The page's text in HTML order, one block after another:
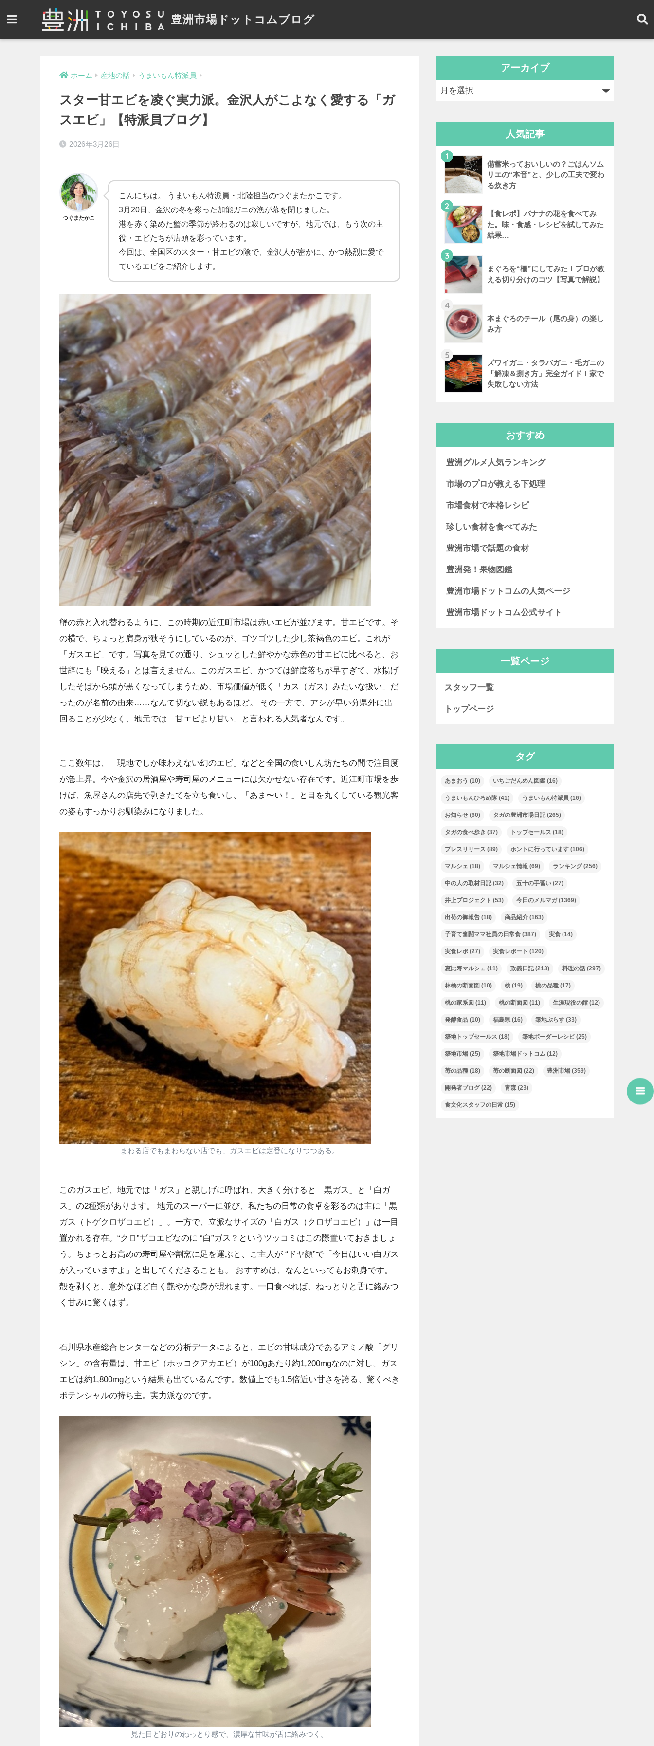
豊洲市場ドットコムブログ
ホーム 産地の話 うまいもん特派員
スター甘エビを凌ぐ実力派。金沢人がこよなく愛する「ガ
スエビ」【特派員ブログ】
2026年3月26日
つぐまたかこ
こんにちは。 うまいもん特派員・北陸担当のつぐまたかこです。
3月20日、金沢の冬を彩った加能ガニの漁が幕を閉じました。
港を赤く染めた蟹の季節が終わるのは寂しいですが、地元では、もう次の主
役・エビたちが店頭を彩っています。
今回は、全国区のスター・甘エビの陰で、金沢人が密かに、かつ熱烈に愛で
ているエビをご紹介します。
蟹の赤と入れ替わるように、この時期の近江町市場は赤いエビが並びます。甘エビです。そ
の横で、ちょっと肩身が狭そうにしているのが、ゴツゴツした少し茶褐色のエビ。これが
「ガスエビ」です。写真を見ての通り、シュッとした鮮やかな赤色の甘エビに比べると、お
世辞にも「映える」とは言えません。このガスエビ、かつては鮮度落ちが早すぎて、水揚げ
したそばから頭が黒くなってしまうため、市場価値が低く「カス（ガス）みたいな扱い」だ
ったのが名前の由来……なんて切ない説もあるほど。 その一方で、アシが早い分県外に出
回ることが少なく、地元では「甘エビより甘い」と言われる人気者なんです。
ここ数年は、「現地でしか味わえない幻のエビ」などと全国の食いしん坊たちの間で注目度
が急上昇。今や金沢の居酒屋や寿司屋のメニューには欠かせない存在です。近江町市場を歩
けば、魚屋さんの店先で剥きたてを立ち食いし、「あま〜い！」と目を丸くしている観光客
の姿もすっかりお馴染みになりました。
まわる店でもまわらない店でも、ガスエビは定番になりつつある。
このガスエビ、地元では「ガス」と親しげに呼ばれ、大きく分けると「黒ガス」と「白ガ
ス」の2種類があります。 地元のスーパーに並び、私たちの日常の食卓を彩るのは主に「黒
ガス（トゲクロザコエビ）」。一方で、立派なサイズの「白ガス（クロザコエビ）」は一目
置かれる存在。“クロ”ザコエビなのに “白”ガス？というツッコミはこの際置いておきましょ
う。ちょっとお高めの寿司屋や割烹に足を運ぶと、ご主人が “ドヤ顔”で「今日はいい白ガス
が入っていますよ」と出してくださることも。 おすすめは、なんといってもお刺身です。
殻を剥くと、意外なほど白く艶やかな身が現れます。一口食べれば、ねっとりと舌に絡みつ
く甘みに驚くはず。
石川県水産総合センターなどの分析データによると、エビの甘味成分であるアミノ酸「グリ
シン」の含有量は、甘エビ（ホッコクアカエビ）が100gあたり約1,200mgなのに対し、ガス
エビは約1,800mgという結果も出ているんです。数値上でも1.5倍近い甘さを誇る、驚くべき
ポテンシャルの持ち主。実力派なのです。
見た目どおりのねっとり感で、濃厚な甘味が舌に絡みつく。
アーカイブ
人気記事
1
備蓄米っておいしいの？ごはんソム
リエの“本音”と、少しの工夫で変わ
る炊き方
2
【食レポ】バナナの花を食べてみ
た。味・食感・レシピを試してみた
結果…
3
まぐろを“柵”にしてみた！プロが教
える切り分けのコツ【写真で解説】
4
本まぐろのテール（尾の身）の楽し
み方
5
ズワイガニ・タラバガニ・毛ガニの
「解凍＆捌き方」完全ガイド！家で
失敗しない方法
おすすめ
豊洲グルメ人気ランキング
市場のプロが教える下処理
市場食材で本格レシピ
珍しい食材を食べてみた
豊洲市場で話題の食材
豊洲発！果物図鑑
豊洲市場ドットコムの人気ページ
豊洲市場ドットコム公式サイト
一覧ページ
スタッフ一覧
トップページ
タグ
あまおう (10) いちごだんめん図鑑 (16)
うまいもんひろめ隊 (41) うまいもん特派員 (16)
お知らせ (60) タガの豊洲市場日記(265)
タガの食べ歩き (37) トップセールス (18)
プレスリリース (89) ホントに行っています (106)
マルシェ (18) マルシェ情報 (69) ランキング(256)
中の人の取材日記(32) 五十の手習い (27)
井上プロジェクト (53) 今日のメルマガ(1369)
出荷の御報告 (18) 商品紹介 (163)
子育て奮闘ママ社員の日常食 (387) 実食 (14)
実食レポ (27) 実食レポート (120)
恵比寿マルシェ (11) 政義日記(213) 料理の話 (297)
林檎の断面図 (10) 桃(19) 桃の品種 (17)
桃の家系図 (11) 桃の断面図 (11) 生涯現役の館 (12)
発酵食品 (10) 福島県 (16) 築地ぷらす (33)
築地トップセールス (18) 築地ボーダーレシピ(25)
築地市場 (25) 築地市場ドットコム (12)
苺の品種 (18) 苺の断面図 (22) 豊洲市場 (359)
開発者ブログ(22) 青森 (23)
食文化スタッフの日常 (15)